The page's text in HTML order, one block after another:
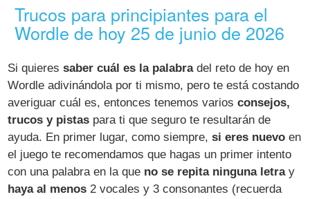
Trucos para principiantes para el
Wordle de hoy 25 de junio de 2026
Si quieressaber cuál es la palabradel reto de hoy en
Wordle adivinándola por ti mismo, pero te está costando
averiguar cuál es, entonces tenemos variosconsejos,
trucos y pistas para ti que seguro te resultarán de
ayuda. En primer lugar, como siempre,si eres nuevo en
el juego te recomendamos que hagas un primer intento
con una palabra en la que no se repita ninguna letray
haya al menos 2 vocales y 3 consonantes (recuerda